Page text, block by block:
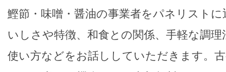
鰹節・味噌・醤油の事業者をパネリスト
いしさや特徴、和食との関係、手軽な調
使い方などをお話ししていただきます。古